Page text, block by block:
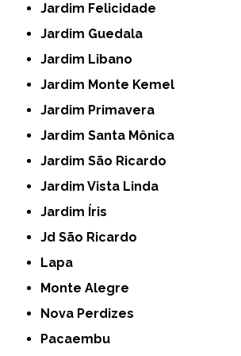
Jardim Felicidade
Jardim Guedala
Jardim Libano
Jardim Monte Kemel
Jardim Primavera
Jardim Santa Mônica
Jardim São Ricardo
Jardim Vista Linda
Jardim Íris
Jd São Ricardo
Lapa
Monte Alegre
Nova Perdizes
Pacaembu